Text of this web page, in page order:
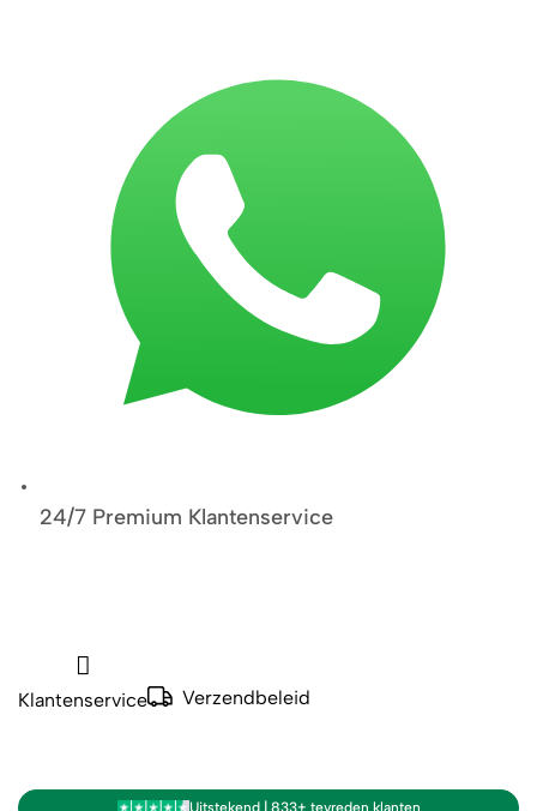
24/7 Premium Klantenservice
Klantenservice Verzendbeleid
Uitstekend | 833+ tevreden klanten